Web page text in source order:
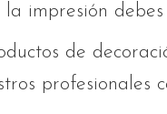
impresión
de
profesionales